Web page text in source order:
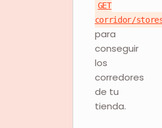
GET
corridor/
para
conseguir
los
corredores
de tu
tienda.